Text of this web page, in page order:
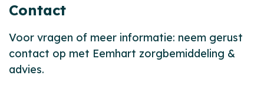
Contact
Voor vragen of meer informatie: neem gerust
contact op met Eemhart zorgbemiddeling &
advies.